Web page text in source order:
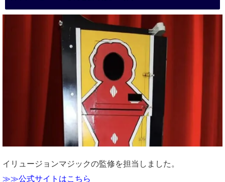
イリュージョンマジックの監修を担当しました。
≫≫公式サイトはこちら